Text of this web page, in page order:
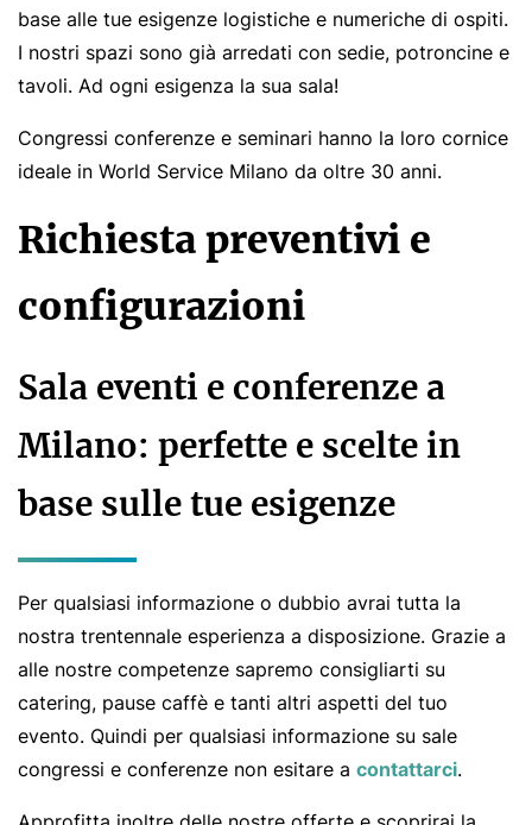
base alle tue esigenze logistiche e numeriche di ospiti.
I nostri spazi sono già arredati con sedie, potroncine e
tavoli. Ad ogni esigenza la sua sala!
Congressi conferenze e seminari hanno la loro cornice
ideale in World Service Milano da oltre 30 anni.
Richiesta preventivi e
configurazioni
Sala eventi e conferenze a
Milano: perfette e scelte in
base sulle tue esigenze
Per qualsiasi informazione o dubbio avrai tutta la
nostra trentennale esperienza a disposizione. Grazie a
alle nostre competenze sapremo consigliarti su
catering, pause caffè e tanti altri aspetti del tuo
evento. Quindi per qualsiasi informazione su sale
congressi e conferenze non esitare a contattarci.